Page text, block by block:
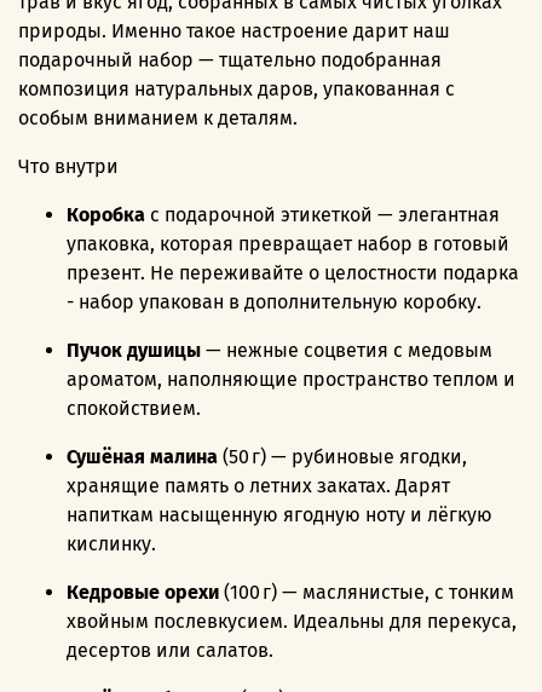
природы. Именно такое настроение дарит наш
подарочный набор — тщательно подобранная
композиция натуральных даров, упакованная с
особым вниманием к деталям.
Что внутри
Коробка с подарочной этикеткой — элегантная
упаковка, которая превращает набор в готовый
презент. Не переживайте о целостности подарка
- набор упакован в дополнительную коробку.
Пучок душицы — нежные соцветия с медовым
ароматом, наполняющие пространство теплом и
спокойствием.
Сушёная малина (50 г) — рубиновые ягодки,
хранящие память о летних закатах. Дарят
напиткам насыщенную ягодную ноту и лёгкую
кислинку.
Кедровые орехи (100 г) — маслянистые, с тонким
хвойным послевкусием. Идеальны для перекуса,
десертов или салатов.